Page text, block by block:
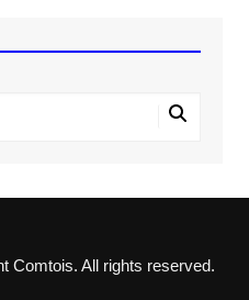
Comtois. All rights reserved.